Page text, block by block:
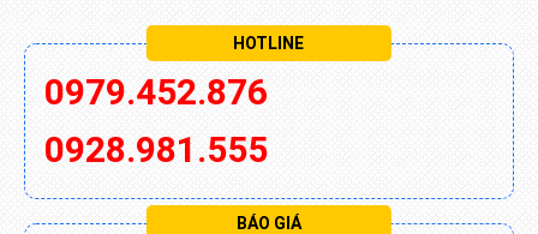
HOTLINE
0979.452.876
0928.981.555
BÁO GIÁ